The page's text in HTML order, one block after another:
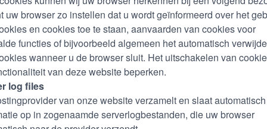
uw browser zo instellen dat u wordt geïnformeerd over het
en cookies toe te staan, aanvaarden van cookies voor
functies of bijvoorbeeld algemeen het automatisch
wanneer u de browser sluit. Het uitschakelen van
van deze website beperken.
log files
van onze website verzamelt en slaat automatisch
op in zogenaamde serverlogbestanden, die uw browser